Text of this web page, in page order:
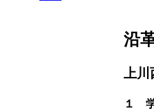
沿
上川
１